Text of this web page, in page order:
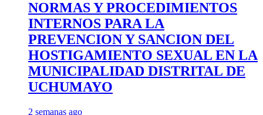
NORMAS Y PROCEDIMIENTOS
INTERNOS PARA LA
PREVENCION Y SANCION DEL
HOSTIGAMIENTO SEXUAL EN LA
MUNICIPALIDAD DISTRITAL DE
UCHUMAYO
2 semanas ago